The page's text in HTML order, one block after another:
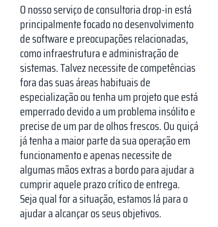
O nosso serviço de consultoria drop-in está
principalmente focado no desenvolvimento
de software e preocupações relacionadas,
como infraestrutura e administração de
sistemas. Talvez necessite de competências
fora das suas áreas habituais de
especialização ou tenha um projeto que está
emperrado devido a um problema insólito e
precise de um par de olhos frescos. Ou quiçá
já tenha a maior parte da sua operação em
funcionamento e apenas necessite de
algumas mãos extras a bordo para ajudar a
cumprir aquele prazo crítico de entrega.
Seja qual for a situação, estamos lá para o
ajudar a alcançar os seus objetivos.